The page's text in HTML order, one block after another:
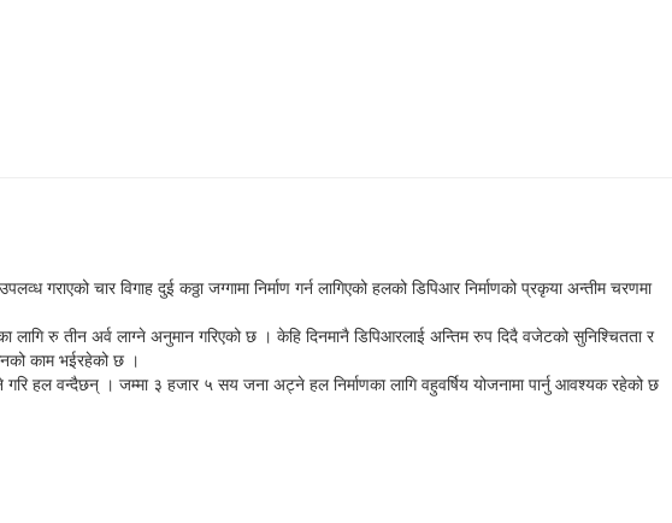
चार विगाह दुई कठ्ठा जग्गामा निर्माण गर्न लागिएको हलको डिपिआर निर्माणको प्रकृया अन्तीम चरणमा
लागि रु तीन अर्व लाग्ने अनुमान गरिएको छ । केहि दिनमानै डिपिआरलाई अन्तिम रुप दिदै वजेटको सुनिश्चितता र
काम भईरहेको छ ।
वन्दैछन् । जम्मा ३ हजार ५ सय जना अट्ने हल निर्माणका लागि वहुवर्षिय योजनामा पार्नु आवश्यक रहेको छ